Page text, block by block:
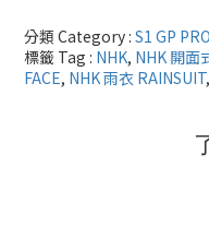
分類 Category : S1 GP PRO
標籤 Tag : NHK, NHK 開面
FACE, NHK 雨衣 RAINSUIT,